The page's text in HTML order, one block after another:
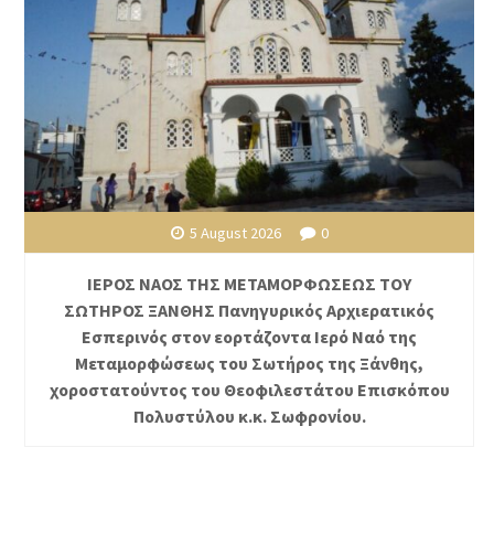
5 August 2026 0
ΙΕΡΟΣ ΝΑΟΣ ΤΗΣ ΜΕΤΑΜΟΡΦΩΣΕΩΣ ΤΟΥ
ΣΩΤΗΡΟΣ ΞΑΝΘΗΣ Πανηγυρικός Αρχιερατικός
Εσπερινός στον εορτάζοντα Ιερό Ναό της
Μεταμορφώσεως του Σωτήρος της Ξάνθης,
χοροστατούντος του Θεοφιλεστάτου Επισκόπου
Πολυστύλου κ.κ. Σωφρονίου.